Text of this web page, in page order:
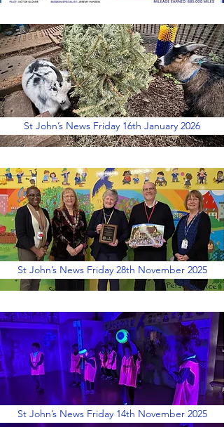
St John’s News Friday 16th January 2026
St John’s News Friday 28th November 2025
St John’s News Friday 14th November 2025